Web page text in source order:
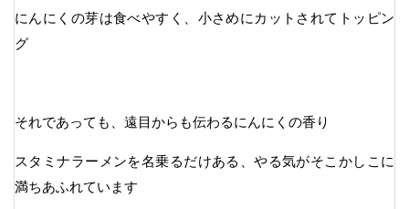
にんにくの芽は食べやすく、小さめにカットされてトッピン
グ
それであっても、遠目からも伝わるにんにくの香り
スタミナラーメンを名乗るだけある、やる気がそこかしこに
満ちあふれています